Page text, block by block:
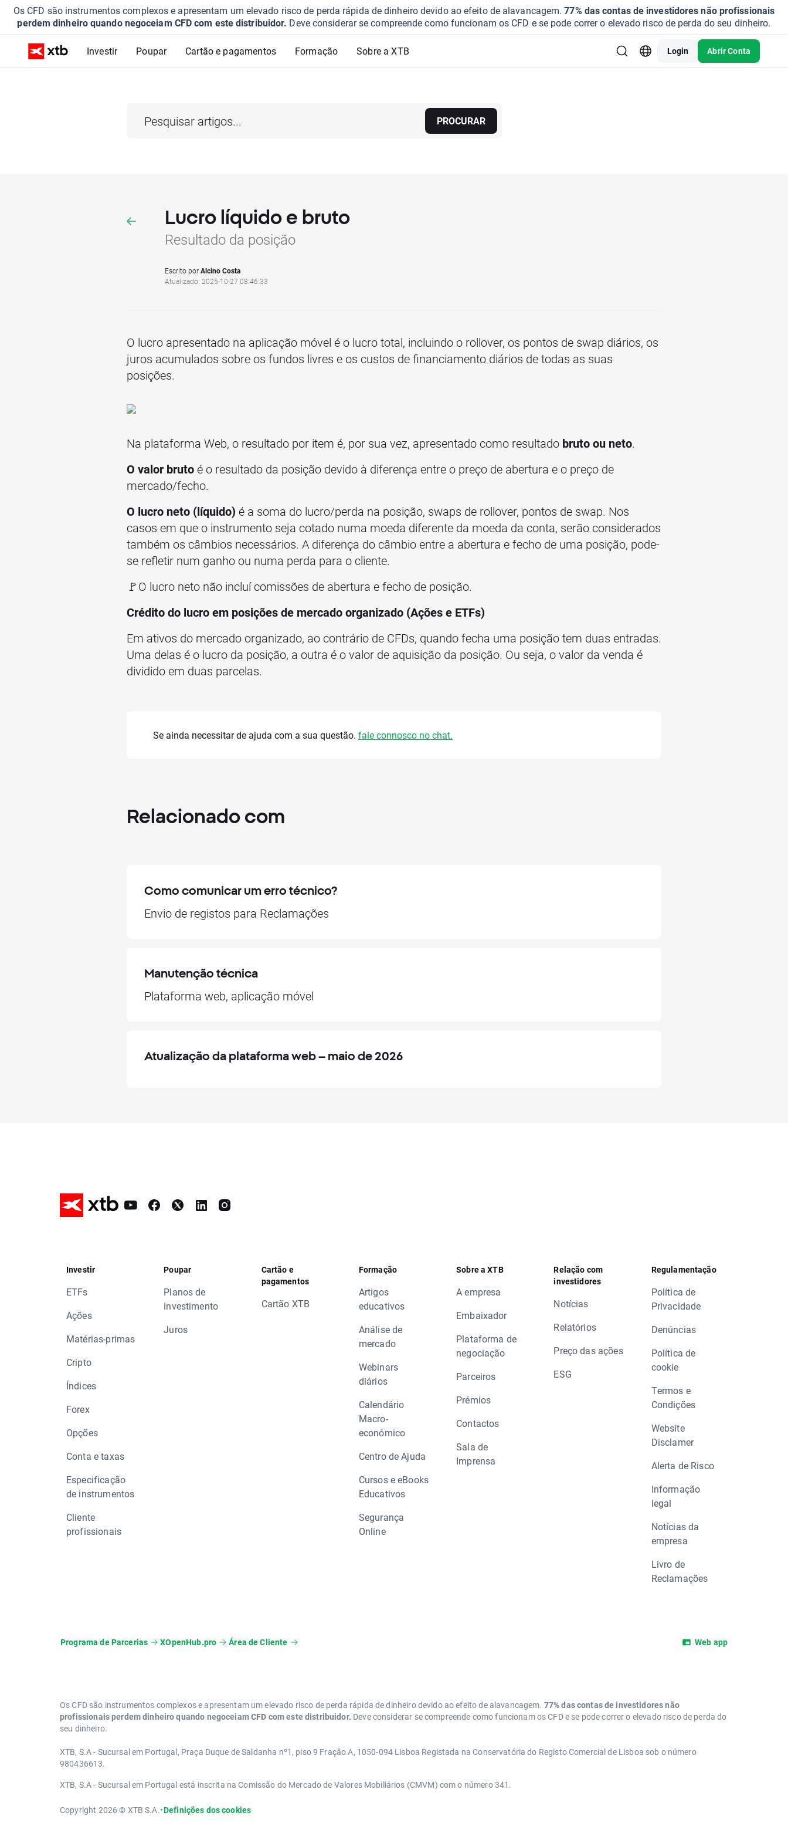
Os CFD são instrumentos complexos e apresentam um elevado risco de perda rápida de dinheiro devido ao efeito de alavancagem.77% das contas de investidores não profissionais
perdem dinheiro quando negoceiam CFD com este distribuidor. Deve considerar se compreende como funcionam os CFD e se pode correr o elevado risco de perda do seu dinheiro.
Investir Poupar Cartão e pagamentos Formação Sobre a XTB Login Abrir Conta
PROCURAR
Lucro líquido e bruto
Resultado da posição
Escrito porAlcino Costa
Atualizado: 2025-10-27 08:46:33
O lucro apresentado na aplicação móvel é o lucro total, incluindo o rollover, os pontos de swap diários, os
juros acumulados sobre os fundos livres e os custos de financiamento diários de todas as suas
posições.
Na plataforma Web, o resultado por item é, por sua vez, apresentado como resultado bruto ou neto.
O valor brutoé o resultado da posição devido à diferença entre o preço de abertura e o preço de
mercado/fecho.
O lucro neto (líquido) é a soma do lucro/perda na posição, swaps de rollover, pontos de swap. Nos
casos em que o instrumento seja cotado numa moeda diferente da moeda da conta, serão considerados
também os câmbios necessários. A diferença do câmbio entre a abertura e fecho de uma posição, pode-
se refletir num ganho ou numa perda para o cliente.
🚩O lucro neto não incluí comissões de abertura e fecho de posição.
Crédito do lucro em posições de mercado organizado (Ações e ETFs)
Em ativos do mercado organizado, ao contrário de CFDs, quando fecha uma posição tem duas entradas.
Uma delas é o lucro da posição, a outra é o valor de aquisição da posição. Ou seja, o valor da venda é
dividido em duas parcelas.
Se ainda necessitar de ajuda com a sua questão. fale connosco no chat.
Relacionado com
Como comunicar um erro técnico?
Envio de registos para Reclamações
Manutenção técnica
Plataforma web, aplicação móvel
Atualização da plataforma web – maio de 2026
Investir
ETFs
Ações
Matérias-primas
Cripto
Índices
Forex
Opções
Conta e taxas
Especificação
de instrumentos
Cliente
profissionais
Poupar
Planos de
investimento
Juros
Cartão e
pagamentos
Cartão XTB
Formação
Artigos
educativos
Análise de
mercado
Webinars
diários
Calendário
Macro-
económico
Centro de Ajuda
Cursos e eBooks
Educativos
Segurança
Online
Sobre a XTB
A empresa
Embaixador
Plataforma de
negociação
Parceiros
Prémios
Contactos
Sala de
Imprensa
Relação com
investidores
Notícias
Relatórios
Preço das ações
ESG
Regulamentação
Política de
Privacidade
Denúncias
Política de
cookie
Termos e
Condições
Website
Disclamer
Alerta de Risco
Informação
legal
Notícias da
empresa
Livro de
Reclamações
Programa de Parcerias XOpenHub.pro Área de Cliente Web app
Os CFD são instrumentos complexos e apresentam um elevado risco de perda rápida de dinheiro devido ao efeito de alavancagem. 77% das contas de investidores não
profissionais perdem dinheiro quando negoceiam CFD com este distribuidor. Deve considerar se compreende como funcionam os CFD e se pode correr o elevado risco de perda do
seu dinheiro.
XTB, S.A - Sucursal em Portugal, Praça Duque de Saldanha nº1, piso 9 Fração A, 1050-094 Lisboa Registada na Conservatória do Registo Comercial de Lisboa sob o número
980436613.
XTB, S.A - Sucursal em Portugal está inscrita na Comissão do Mercado de Valores Mobiliários (CMVM) com o número 341.
Copyright 2026 © XTB S.A.•Definições dos cookies